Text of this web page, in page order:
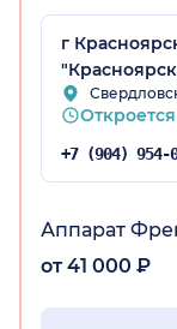
край)
г
Аппарат
от 41 000 ₽